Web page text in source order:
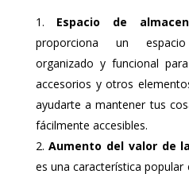
Espacio de
proporciona un
organizado y funcional
accesorios y otros
ayudarte a mantener tus
fácilmente accesibles.
Aumento del valor de
es una característica